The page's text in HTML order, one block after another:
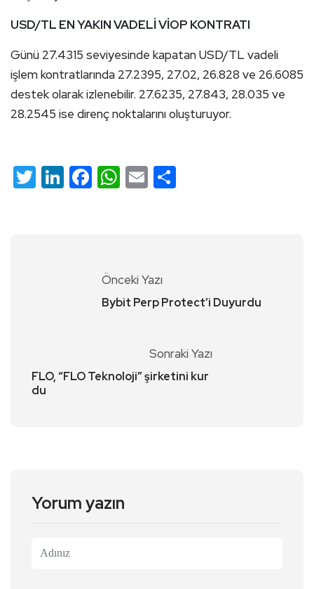
USD/TL EN YAKIN VADELİ VİOP KONTRATI
Günü 27.4315 seviyesinde kapatan USD/TL vadeli
işlem kontratlarında 27.2395, 27.02, 26.828 ve 26.6085
destek olarak izlenebilir. 27.6235, 27.843, 28.035 ve
28.2545 ise direnç noktalarını oluşturuyor.
Twitter
LinkedIn
Facebook
WhatsApp
Email
Önceki Yazı
Bybit Perp Protect’i Duyurdu
Sonraki Yazı
FLO, “FLO Teknoloji” şirketini kur
du
Yorum yazın